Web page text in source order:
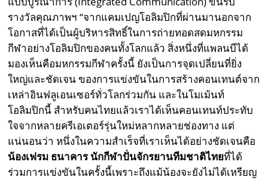
รางวัลคุณภาพฯ “จากแคมเปญโอลิมปิกที่ผ่านมานอกจาก
โอกาสที่ได้เป็นผู้บริหารสิทธิ์ในการถ่ายทอดสดมหกรรม
กีฬาอย่างโอลิมปิกของคนทั้งโลกแล้ว สิ่งหนึ่งที่แพลนบีได้
มองเห็นคือมหกรรมกีฬาครั้งนี้ ยังเป็นการจุดเปลี่ยนที่ยิ่ง
ใหญ่และชัดเจน ของการแข่งขันในการสร้างคอนเทนต์จาก
เหล่าอินฟลูเอนเซอร์ทั่วโลกร่วมกัน และในโมเม้นท์
โอลิมปิกนี้ สำหรับคนไทยแล้วเราได้เห็นคอนเทนท์ประทับ
ใจจากหลายครีเอเตอร์รุ่นใหม่หลากหลายช่องทาง แต่
แน่นอนว่า หนึ่งในความสำเร็จที่เราเห็นได้อย่างชัดเจนคือ
น้องเฟรม ธนาคาร นักกีฬาปั่นจักรยานทีมชาติไทยที่ได้
ร่วมการแข่งขันในครั้งนี้เพราะถึงแม้น้องจะยังไม่ได้เหรียญ